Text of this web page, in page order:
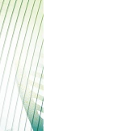
31/12/2025